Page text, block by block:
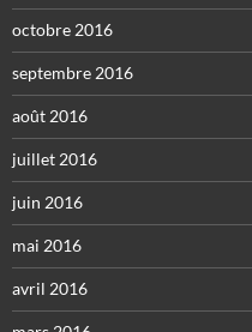
octobre 2016
septembre 2016
août 2016
juillet 2016
juin 2016
mai 2016
avril 2016